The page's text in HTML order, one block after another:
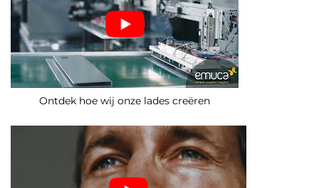
Ontdek hoe wij onze lades creëren